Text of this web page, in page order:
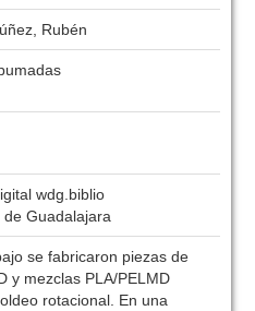
Rubén
wdg.biblio
de Guadalajara
se fabricaron piezas de
y mezclas PLA/PELMD
rotacional. En una